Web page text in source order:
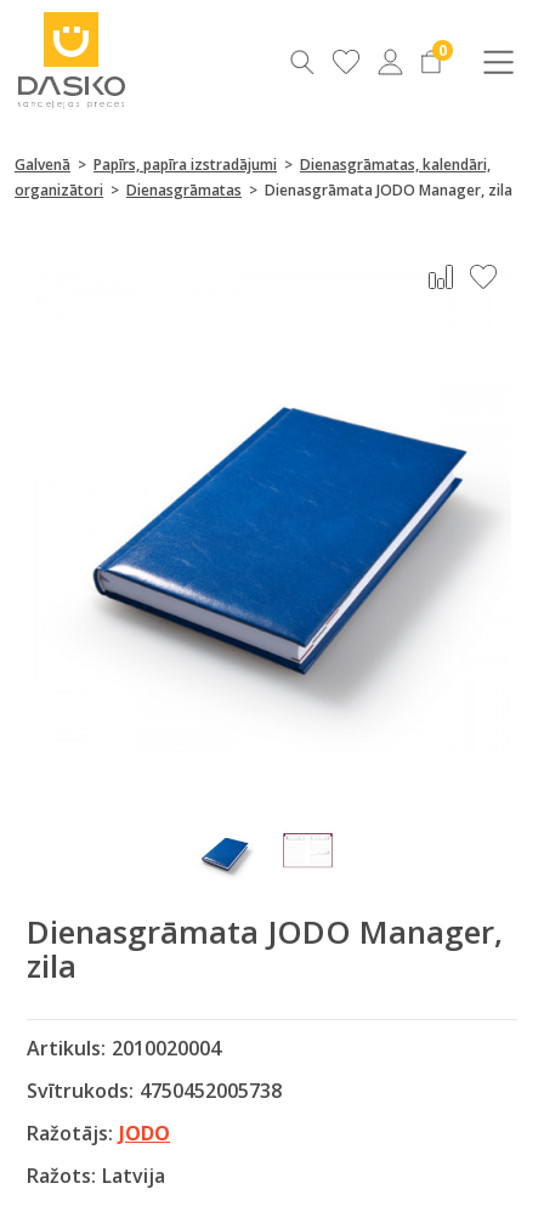
0
Galvenā > Papīrs, papīra izstradājumi > Dienasgrāmatas, kalendāri,
organizātori > Dienasgrāmatas > Dienasgrāmata JODO Manager, zila
Dienasgrāmata JODO Manager,
zila
Artikuls: 2010020004
Svītrukods: 4750452005738
Ražotājs: JODO
Ražots: Latvija